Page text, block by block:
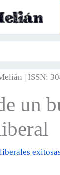
| ISSN:
un
exitosas